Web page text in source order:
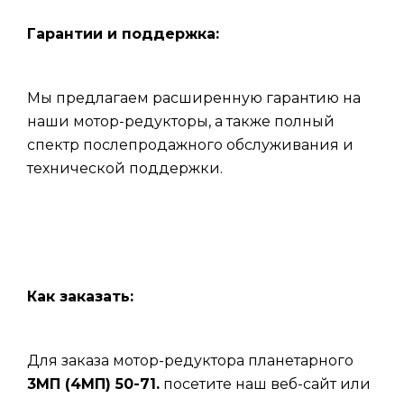
Гарантии и поддержка:
Мы предлагаем расширенную гарантию на
наши мотор-редукторы, а также полный
спектр послепродажного обслуживания и
технической поддержки.
Как заказать:
Для заказа мотор-редуктора планетарного
3МП (4МП) 50-71. посетите наш веб-сайт или